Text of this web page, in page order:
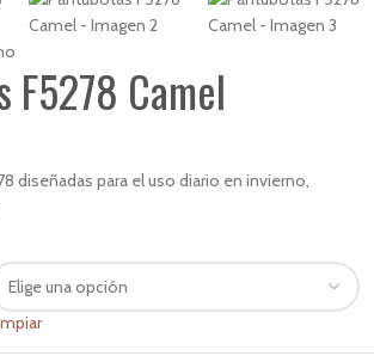
F5278 Camel
diseñadas para el uso diario en invierno,